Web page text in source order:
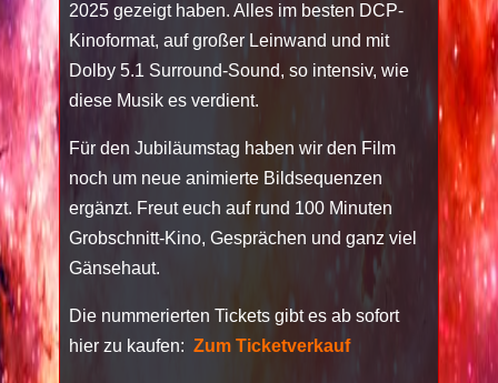
2025 gezeigt haben. Alles im besten DCP-
Kinoformat, auf großer Leinwand und mit
Dolby 5.1 Surround-Sound, so intensiv, wie
diese Musik es verdient.
Für den Jubiläumstag haben wir den Film
noch um neue animierte Bildsequenzen
ergänzt. Freut euch auf rund 100 Minuten
Grobschnitt-Kino, Gesprächen und ganz viel
Gänsehaut.
Die nummerierten Tickets gibt es ab sofort
hier zu kaufen: Zum Ticketverkauf